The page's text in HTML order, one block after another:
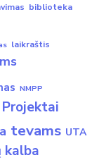
biblioteka
laikraštis
NMPP
Projektai
tevams UTA
kalba